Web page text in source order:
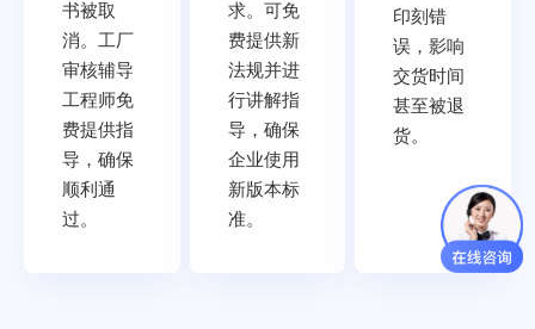
书被取
消。工厂
审核辅导
工程师免
费提供指
导，确保
顺利通
过。
求。可免
费提供新
法规并进
行讲解指
导，确保
企业使用
新版本标
准。
印刻错
误，影响
交货时间
甚至被退
货。